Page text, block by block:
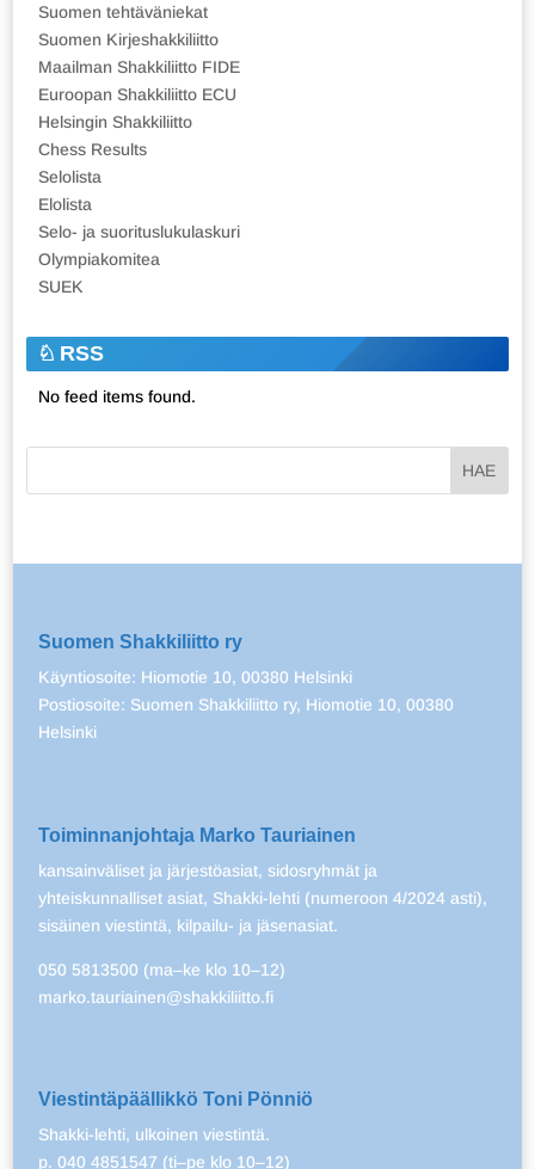
Suomen tehtäväniekat
Suomen Kirjeshakkiliitto
Maailman Shakkiliitto FIDE
Euroopan Shakkiliitto ECU
Helsingin Shakkiliitto
Chess Results
Selolista
Elolista
Selo- ja suorituslukulaskuri
Olympiakomitea
SUEK
RSS
No feed items found.
Suomen Shakkiliitto ry
Käyntiosoite: Hiomotie 10, 00380 Helsinki
Postiosoite: Suomen Shakkiliitto ry, Hiomotie 10, 00380
Helsinki
Toiminnanjohtaja Marko Tauriainen
kansainväliset ja järjestöasiat, sidosryhmät ja
yhteiskunnalliset asiat, Shakki-lehti (numeroon 4/2024 asti),
sisäinen viestintä, kilpailu- ja jäsenasiat.
050 5813500 (ma–ke klo 10–12)
marko.tauriainen@shakkiliitto.fi
Viestintäpäällikkö Toni Pönniö
Shakki-lehti, ulkoinen viestintä.
p. 040 4851547 (ti–pe klo 10–12)